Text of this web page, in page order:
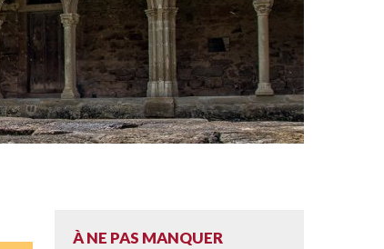
À NE PAS MANQUER